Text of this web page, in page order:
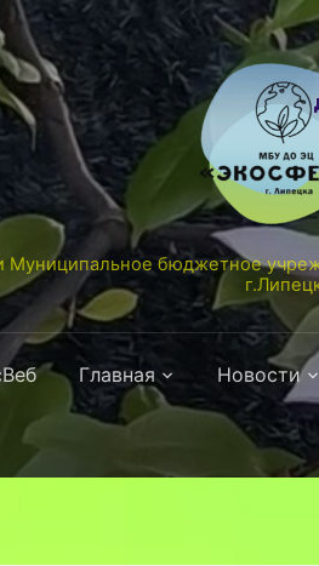
бюджетное
Главная Новости